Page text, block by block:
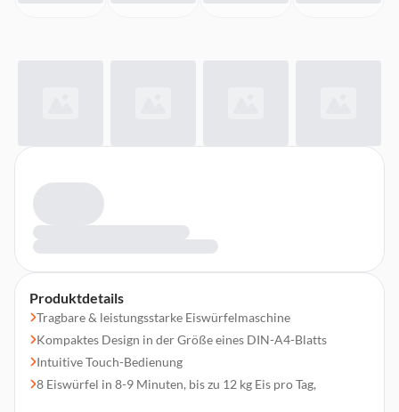
Produktdetails
Tragbare & leistungsstarke Eiswürfelmaschine
Kompaktes Design in der Größe eines DIN-A4-Blatts
Intuitive Touch-Bedienung
8 Eiswürfel in 8-9 Minuten, bis zu 12 kg Eis pro Tag,